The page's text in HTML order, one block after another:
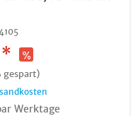
*
Werktage